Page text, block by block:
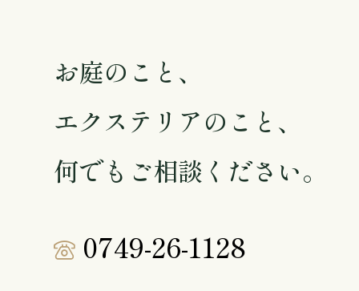
お庭のこと、
エクステリアのこと、
何でもご相談ください。
0749-26-1128